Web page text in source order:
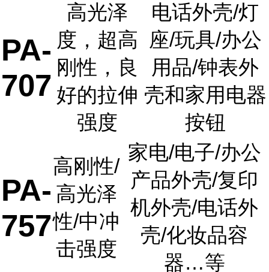
PA-
707
高光泽
度，超高
刚性，良
好的拉伸
强度
电话外壳/灯
座/玩具/办公
用品/钟表外
壳和家用电器
按钮
PA-
757
高刚性/
高光泽
性/中冲
击强度
家电/电子/办公
产品外壳/复印
机外壳/电话外
壳/化妆品容
器…等